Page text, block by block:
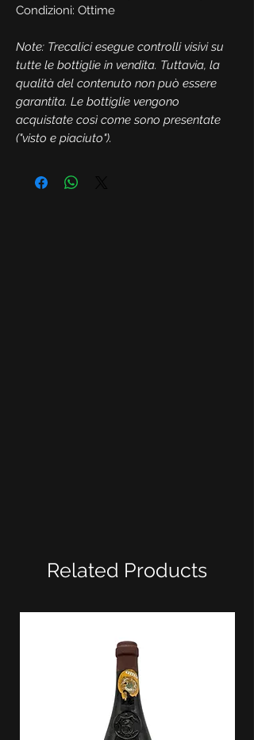
Condizioni: Ottime
Note: Trecalici esegue controlli visivi su
tutte le bottiglie in vendita. Tuttavia, la
qualità del contenuto non può essere
garantita. Le bottiglie vengono
acquistate così come sono presentate
("visto e piaciuto").
Related Products